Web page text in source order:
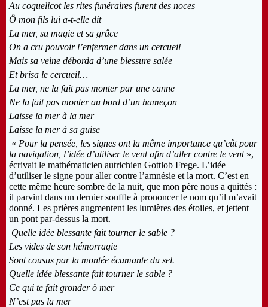
Au coquelicot les rites funéraires furent des noces
Ô mon fils lui a-t-elle dit
La mer, sa magie et sa grâce
On a cru pouvoir l’enfermer dans un cercueil
Mais sa veine déborda d’une blessure salée
Et brisa le cercueil…
La mer, ne la fait pas monter par une canne
Ne la fait pas monter au bord d’un hameçon
Laisse la mer à la mer
Laisse la mer à sa guise
« Pour la pensée, les signes ont la même importance qu’eût pour
la navigation, l’idée d’utiliser le vent afin d’aller contre le vent»,
écrivait le mathématicien autrichien Gottlob Frege. L’idée
d’utiliser le signe pour aller contre l’amnésie et la mort. C’est en
cette même heure sombre de la nuit, que mon père nous a quittés :
il parvint dans un dernier souffle à prononcer le nom qu’il m’avait
donné. Les prières augmentent les lumières des étoiles, et jettent
un pont par-dessus la mort.
Quelle idée blessante fait tourner le sable ?
Les vides de son hémorragie
Sont cousus par la montée écumante du sel.
Quelle idée blessante fait tourner le sable ?
Ce qui te fait gronder ô mer
N’est pas la mer